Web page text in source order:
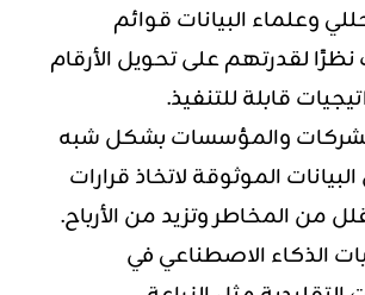
وعلماء البيانات قوائم
لقدرتهم على تحويل الأرقام
قابلة للتنفيذ.
والمؤسسات بشكل شبه
الموثوقة لاتخاذ قرارات
من المخاطر وتزيد من الأرباح.
الذكاء الاصطناعي في